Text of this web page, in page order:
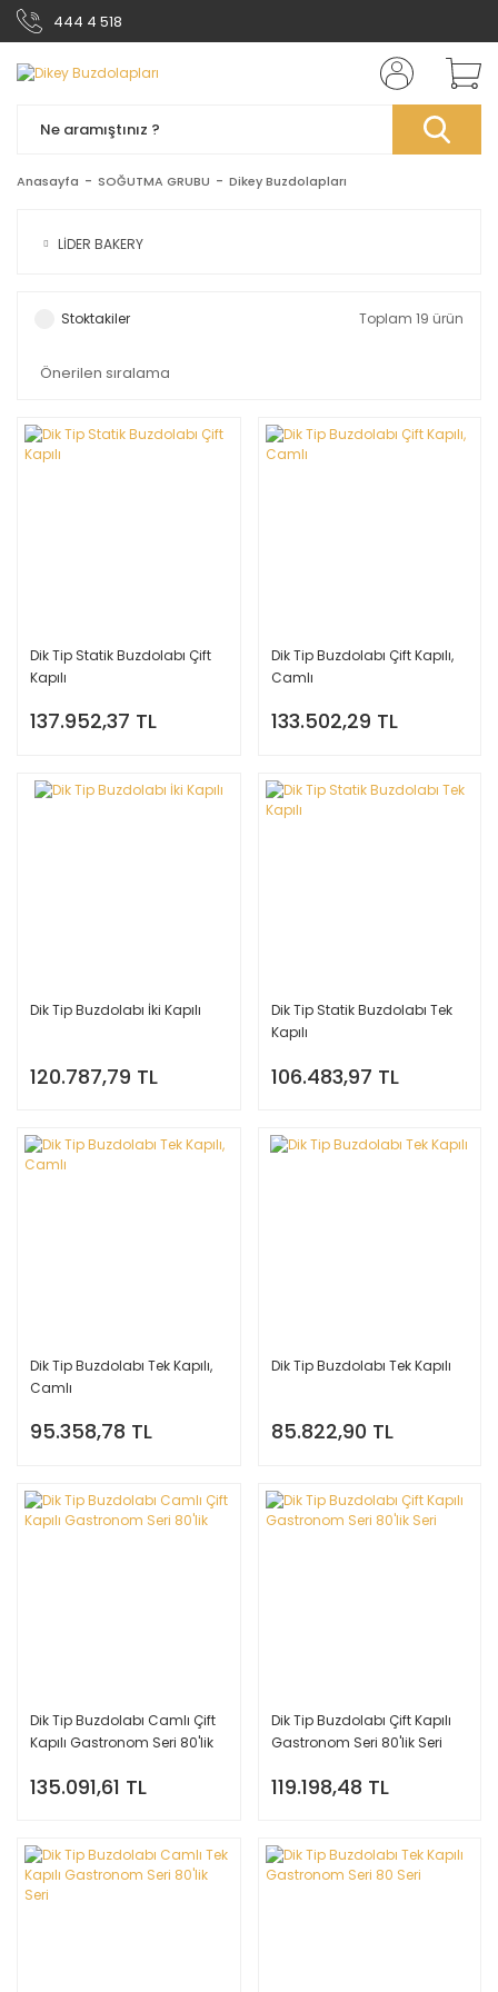
444 4 518
Anasayfa SOĞUTMA GRUBU Dikey Buzdolapları
LİDER BAKERY
Stoktakiler Toplam 19 ürün
Dik Tip Statik Buzdolabı Çift
Kapılı
137.952,37 TL
Dik Tip Buzdolabı Çift Kapılı,
Camlı
133.502,29 TL
Dik Tip Buzdolabı İki Kapılı
120.787,79 TL
Dik Tip Statik Buzdolabı Tek
Kapılı
106.483,97 TL
Dik Tip Buzdolabı Tek Kapılı,
Camlı
95.358,78 TL
Dik Tip Buzdolabı Tek Kapılı
85.822,90 TL
Dik Tip Buzdolabı Camlı Çift
Kapılı Gastronom Seri 80'lik
135.091,61 TL
Dik Tip Buzdolabı Çift Kapılı
Gastronom Seri 80'lik Seri
119.198,48 TL